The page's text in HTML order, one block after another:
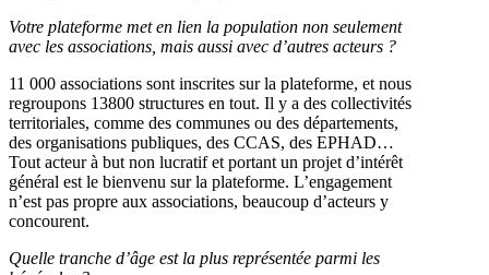
Votre plateforme met en lien la population non seulement
avec les associations, mais aussi avec d’autres acteurs ?
11 000 associations sont inscrites sur la plateforme, et nous
regroupons 13800 structures en tout. Il y a des collectivités
territoriales, comme des communes ou des départements,
des organisations publiques, des CCAS, des EPHAD…
Tout acteur à but non lucratif et portant un projet d’intérêt
général est le bienvenu sur la plateforme. L’engagement
n’est pas propre aux associations, beaucoup d’acteurs y
concourent.
Quelle tranche d’âge est la plus représentée parmi les